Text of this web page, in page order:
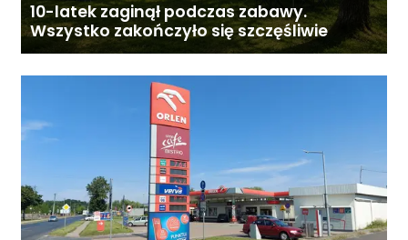
10-latek zaginął podczas zabawy.
Wszystko zakończyło się szczęśliwie